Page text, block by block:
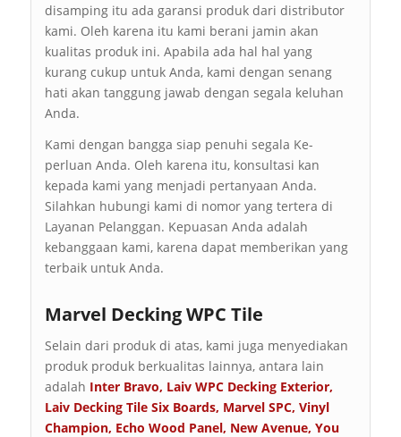
disamping itu ada garansi produk dari distributor
kami. Oleh karena itu kami berani jamin akan
kualitas produk ini. Apabila ada hal hal yang
kurang cukup untuk Anda, kami dengan senang
hati akan tanggung jawab dengan segala keluhan
Anda.
Kami dengan bangga siap penuhi segala Ke-
perluan Anda. Oleh karena itu, konsultasi kan
kepada kami yang menjadi pertanyaan Anda.
Silahkan hubungi kami di nomor yang tertera di
Layanan Pelanggan. Kepuasan Anda adalah
kebanggaan kami, karena dapat memberikan yang
terbaik untuk Anda.
Marvel Decking WPC Tile
Selain dari produk di atas, kami juga menyediakan
produk produk berkualitas lainnya, antara lain
adalah Inter Bravo, Laiv WPC Decking Exterior,
Laiv Decking Tile Six Boards, Marvel SPC, Vinyl
Champion, Echo Wood Panel, New Avenue, You